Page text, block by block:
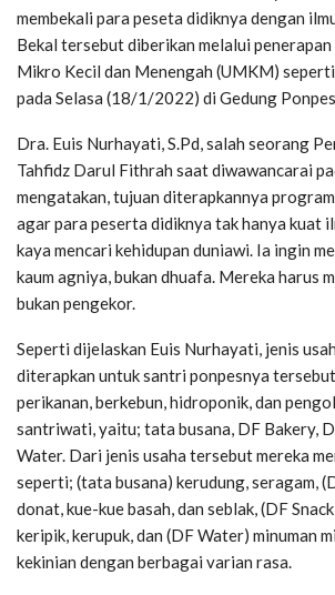
membekali para peseta didiknya dengan
Bekal tersebut diberikan melalui
Mikro Kecil dan Menengah (UMKM)
pada Selasa (18/1/2022) di Gedung
Dra. Euis Nurhayati, S.Pd, salah seorang
Tahfidz Darul Fithrah saat diwawancarai
mengatakan, tujuan diterapkannya
agar para peserta didiknya tak hanya kuat
kaya mencari kehidupan duniawi. Ia ingin
kaum agniya, bukan dhuafa. Mereka harus
bukan pengekor.
Seperti dijelaskan Euis Nurhayati, jenis
diterapkan untuk santri ponpesnya
perikanan, berkebun, hidroponik, dan
santriwati, yaitu; tata busana, DF Bakery,
Water. Dari jenis usaha tersebut mereka
seperti; (tata busana) kerudung, seragam,
donat, kue-kue basah, dan seblak, (DF
keripik, kerupuk, dan (DF Water) minuman
kekinian dengan berbagai varian rasa.